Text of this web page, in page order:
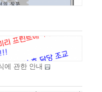
에 관한 안내